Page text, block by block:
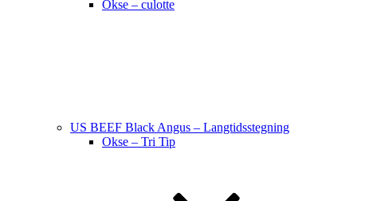
Okse – culotte
US BEEF Black Angus – Langtidsstegning
Okse – Tri Tip